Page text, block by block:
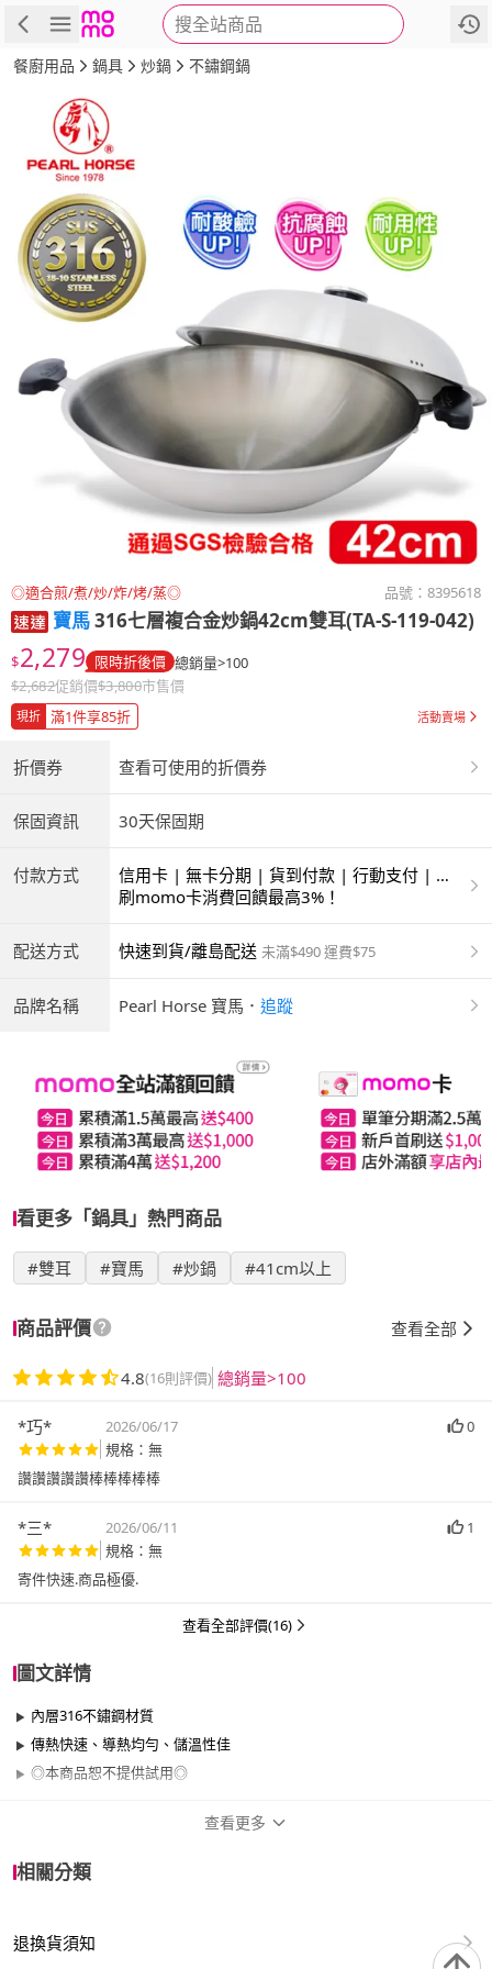
搜全站商品
商品 評價 詳情
餐廚用品 鍋具 炒鍋 不鏽鋼鍋
◎適合煎/煮/炒/炸/烤/蒸◎ 品號： 8395618
寶馬316七層複合金炒鍋42cm雙耳(TA-S-119-042)
$2,279 限時折後價 總銷量>100
$2,682促銷價$3,800市售價
現折 滿1件享85折 活動賣場
折價券 查看可使用的折價券
保固資訊 30天保固期
付款方式
信用卡 | 無卡分期 | 貨到付款 | 行動支付 | 超
商付款 | ATM | 銀聯卡 | 銀行帳戶付款
刷momo卡消費回饋最高3%！
配送方式 快速到貨/離島配送 未滿$490 運費$75
品牌名稱 Pearl Horse 寶馬 ． 追蹤
看更多「鍋具」熱門商品
#雙耳 #寶馬 #炒鍋 #41cm以上
商品評價 查看全部
4.8(16則評價) 總銷量>100
*巧* 2026/06/17
0
規格：無
讚讚讚讚讚棒棒棒棒棒
*三* 2026/06/11
1
規格：無
寄件快速.商品極優.
查看全部評價(16)
圖文詳情
內層316不鏽鋼材質
傳熱快速、導熱均勻、儲溫性佳
◎本商品恕不提供試用◎
尺寸
查看更多
相關分類
退換貨須知